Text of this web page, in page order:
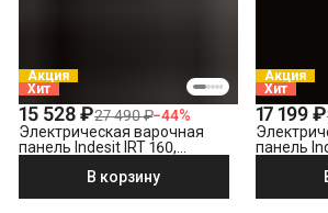
Акция
Хит
15 528 ₽27 490 ₽−44%
Электрическая варочная
панель Indesit IRT 160,
В корзину
Акция
Хит
17 199 ₽
панель